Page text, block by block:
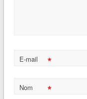
E-mail *
Nom *